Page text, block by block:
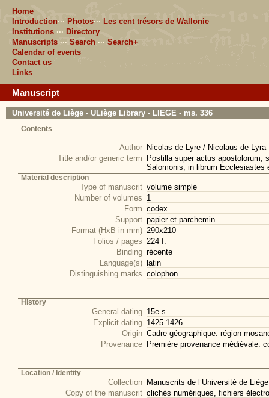
Home
Introduction··· Photos··· Les cent trésors de Wallonie
Institutions ··· Directory
Manuscripts ··· Search ··· Search+
Calendar of events
Contact us
Links
Manuscript
Université de Liège - ULiège Library - LIEGE - ms. 336
Contents
Author Nicolas de Lyre / Nicolaus de Lyra
Title and/or generic term
Postilla super actus apostolorum,
Salomonis, in librum Ecclesiastes
Material description
Type of manuscrit volume simple
Number of volumes 1
Form codex
Support papier et parchemin
Format (HxB in mm) 290x210
Folios / pages 224 f.
Binding récente
Language(s)
latin
Distinguishing marks colophon
History
General dating 15e s.
Explicit dating 1425-1426
Origin Cadre géographique: région
Provenance Première provenance médiévale:
Location / Identity
Collection Manuscrits de l’Université de Liège
Copy of the manuscrit clichés numériques, fichiers